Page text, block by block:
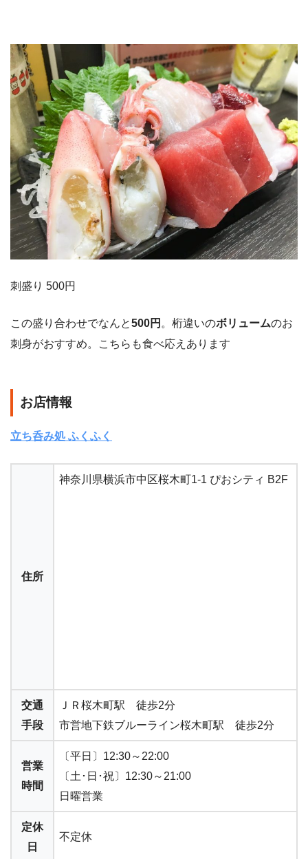
刺盛り 500円
この盛り合わせでなんと500円 。桁違いのボリュームのお
刺身がおすすめ。こちらも食べ応えあります
お店情報
立ち呑み処 ふくふく
住所
神奈川県横浜市中区桜木町1-1 ぴおシティ B2F
交通
手段
ＪＲ桜木町駅 徒歩2分
市営地下鉄ブルーライン桜木町駅 徒歩2分
営業
時間
〔平日〕12:30～22:00
〔土･日･祝〕12:30～21:00
日曜営業
定休
日
不定休